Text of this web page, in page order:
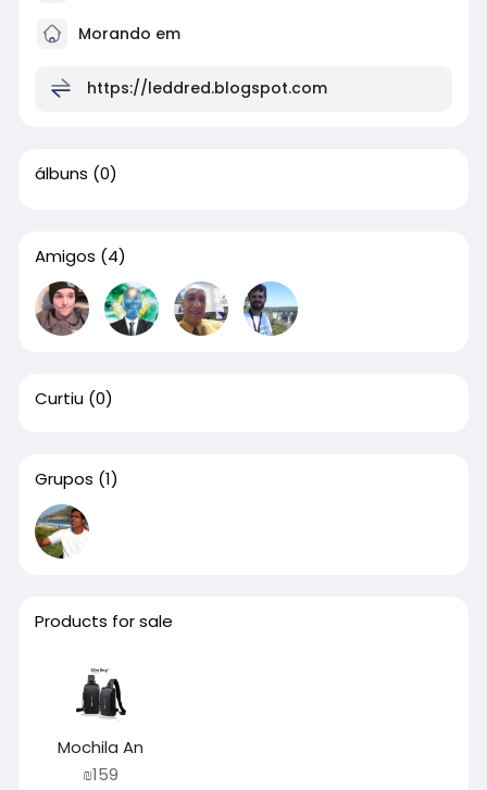
Morando em
https://leddred.blogspot.com
álbuns (0)
Amigos (4)
Curtiu (0)
Grupos (1)
Products for sale
Mochila An
₪159